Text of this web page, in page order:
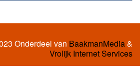
Onderdeel van BaakmanMedia&
Vrolijk Internet Services